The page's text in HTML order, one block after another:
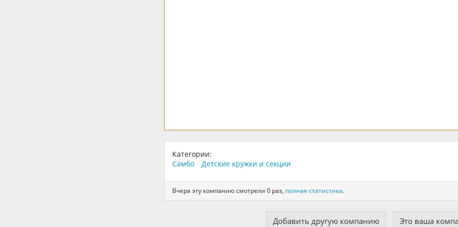
Категории:
Самбо
Детские кружки и секции
Вчера эту компанию смотрели 0 раз, полная статистика.
Добавить другую компанию Это ваша